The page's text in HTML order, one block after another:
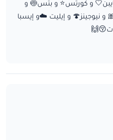
و كورتس⭐ و بتس🍥 و
نيوجينز🍄 و إيليت ☁️و إيسبا